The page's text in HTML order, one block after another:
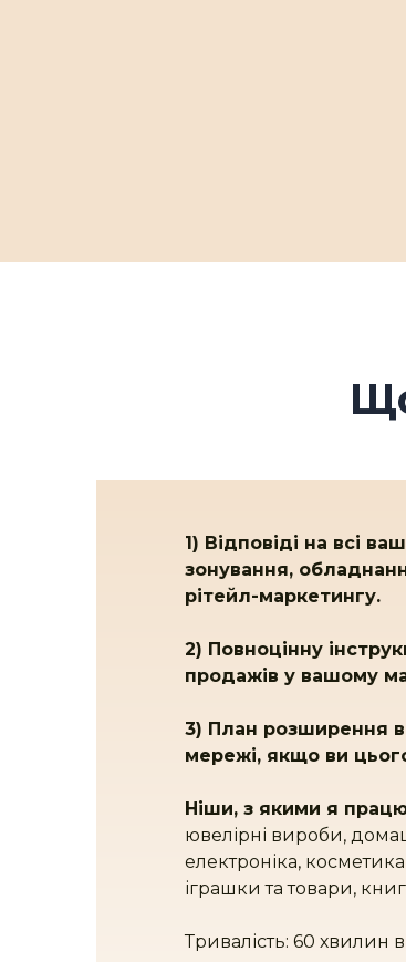
1) Відповіді на всі
зонування,
рітейл-маркетингу.
2) Повноцінну
продажів у вашому
3) План розширення
мережі, якщо ви
Ніши, з якими я
ювелірні вироби,
електроніка,
іграшки та товари,
Тривалість: 60 хвилин